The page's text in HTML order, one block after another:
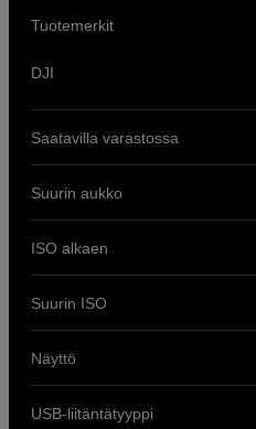
Tuotemerkit
DJI
Saatavilla varastossa
Suurin aukko
ISO alkaen
Suurin ISO
Näyttö
USB-liitäntätyyppi